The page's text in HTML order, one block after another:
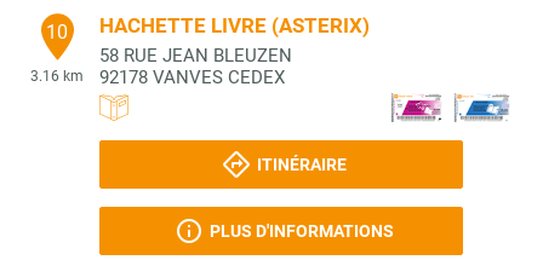
10
3.16 km
HACHETTE LIVRE (ASTERIX)
58 RUE JEAN BLEUZEN
92178 VANVES CEDEX
ITINÉRAIRE
PLUS D'INFORMATIONS